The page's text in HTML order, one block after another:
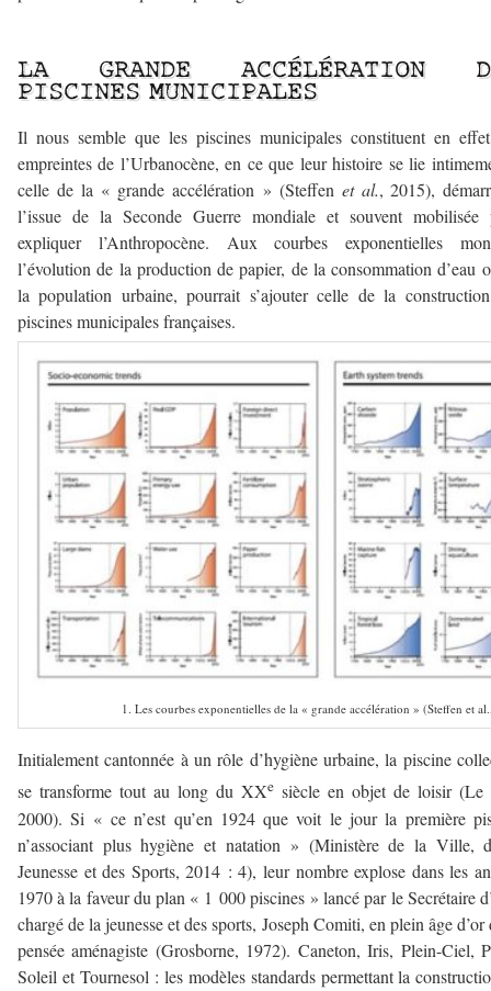
LA GRANDE ACCÉLÉRATION
PISCINES MUNICIPALES
Il nous semble que les piscines municipales constituent en
empreintes de l’Urbanocène, en ce que leur histoire se lie
celle de la « grande accélération » (Steffen et al., 2015),
l’issue de la Seconde Guerre mondiale et souvent mobilisée
expliquer l’Anthropocène. Aux courbes exponentielles
l’évolution de la production de papier, de la consommation d’eau
la population urbaine, pourrait s’ajouter celle de la
piscines municipales françaises.
1. Les courbes exponentielles de la « grande accélération » (Steffen et
Initialement cantonnée à un rôle d’hygiène urbaine, la piscine
se transforme tout au long du XXe siècle en objet de loisir (Le
2000). Si « ce n’est qu’en 1924 que voit le jour la première
n’associant plus hygiène et natation » (Ministère de la Ville,
Jeunesse et des Sports, 2014 : 4), leur nombre explose dans les
1970 à la faveur du plan « 1 000 piscines » lancé par le Secrétaire
chargé de la jeunesse et des sports, Joseph Comiti, en plein âge d’or
pensée aménagiste (Grosborne, 1972). Caneton, Iris, Plein-Ciel,
Soleil et Tournesol : les modèles standards permettant la